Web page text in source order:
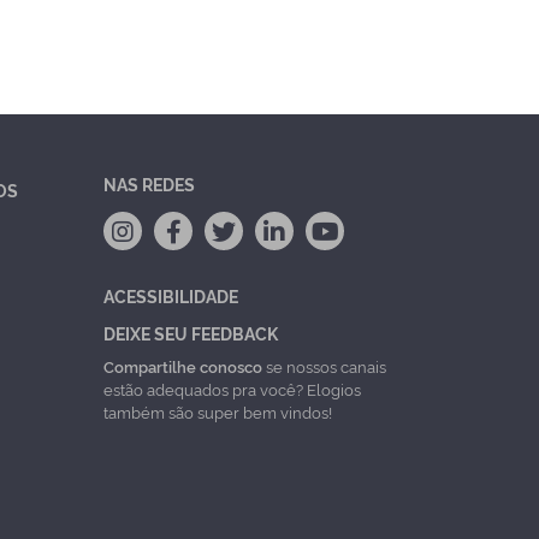
NAS REDES
ACESSIBILIDADE
DEIXE SEU FEEDBACK
Compartilhe conoscose nossos canais
estão adequados pra você? Elogios
também são super bem vindos!